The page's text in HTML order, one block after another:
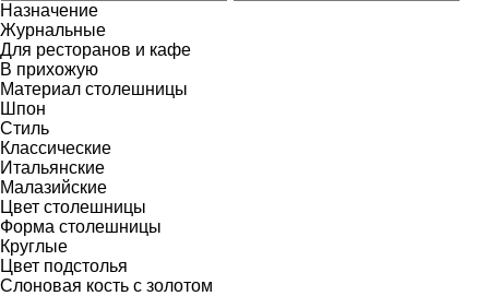
Назначение
Журнальные
Для ресторанов и кафе
В прихожую
Материал столешницы
Шпон
Стиль
Классические
Итальянские
Малазийские
Цвет столешницы
Форма столешницы
Круглые
Цвет подстолья
Слоновая кость с золотом